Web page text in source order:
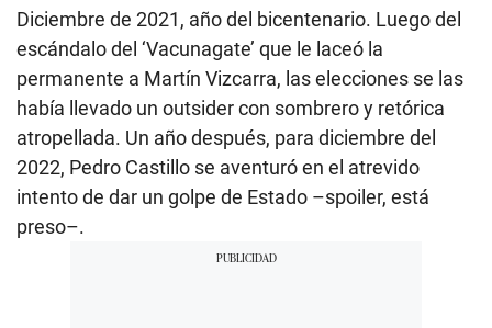
Diciembre de 2021, año del bicentenario. Luego del
escándalo del ‘Vacunagate’ que le laceó la
permanente a Martín Vizcarra, las elecciones se las
había llevado un outsider con sombrero y retórica
atropellada. Un año después, para diciembre del
2022, Pedro Castillo se aventuró en el atrevido
intento de dar un golpe de Estado –spoiler, está
preso–.